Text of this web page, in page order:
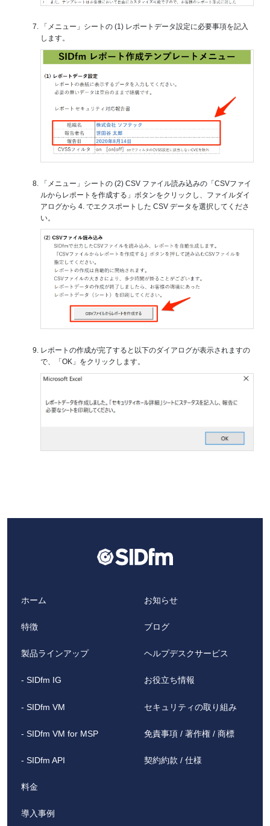
「メニュー」シートの (1) レポートデータ設定に必要事項を記入
します。
「メニュー」シートの (2) CSV ファイル読み込みの「CSVファイ
ルからレポートを作成する」ボタンをクリックし、ファイルダイ
アログから 4. でエクスポートした CSV データを選択してくださ
い。
レポートの作成が完了すると以下のダイアログが表示されますの
で、「OK」をクリックします。
ホーム
特徴
製品ラインアップ
- SIDfm IG
- SIDfm VM
- SIDfm VM for MSP
- SIDfm API
料金
導入事例
お知らせ
ブログ
ヘルプデスクサービス
お役立ち情報
セキュリティの取り組み
免責事項 / 著作権 / 商標
契約約款 / 仕様